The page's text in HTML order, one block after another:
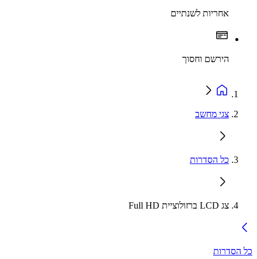
אחריות לשנתיים
הירשם וחסוך
צגי מחשב
כל הסדרות
צג LCD ברזולוציית Full HD
כל הסדרות